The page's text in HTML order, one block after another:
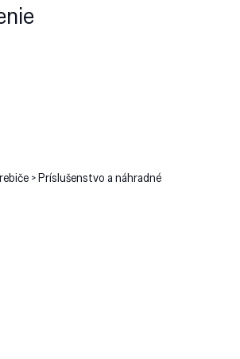
> Príslušenstvo a náhradné